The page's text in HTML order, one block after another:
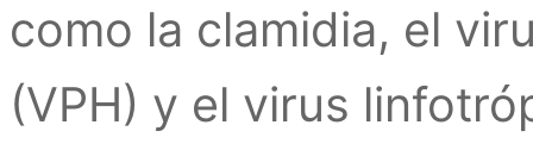
como la clamidia, el
(VPH) y el virus